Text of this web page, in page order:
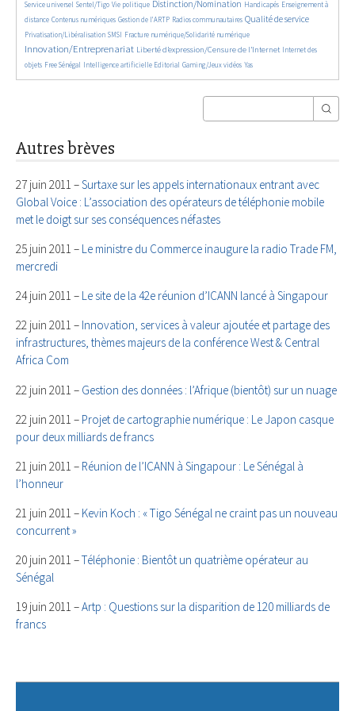
Service universel
672/5650 Sentel/Tigo
181/5650 Vie politique
2013/5650 Distinction/Nomination
34/5650 Handicapés
702/5650
Enseignement à
distance
852/5650Contenus numériques
612/5650 Gestion de l’ARTP
184/5650 Radios communautaires
2211/5650 Qualité de service
565/5650
Privatisation/Libéralisation
133/5650 SMSI
481/5650 Fracture numérique/Solidarité numérique
2779/5650
Innovation/Entreprenariat
1369/5650 Liberté d’expression/Censure de l’Internet
48/5650
Internet des
objets
170/5650Free Sénégal
888/5650 Intelligence artificielle
198/5650 Editorial
60/5650 Gaming/Jeux vidéos
25/5650 Yas
Autres brèves
27 juin 2011 –Surtaxe sur les appels internationaux entrant avec
Global Voice : L’association des opérateurs de téléphonie mobile
met le doigt sur ses conséquences néfastes
25 juin 2011 – Le ministre du Commerce inaugure la radio Trade FM,
mercredi
24 juin 2011 – Le site de la 42e réunion d’ICANN lancé à Singapour
22 juin 2011 – Innovation, services à valeur ajoutée et partage des
infrastructures, thèmes majeurs de la conférence West & Central
Africa Com
22 juin 2011 – Gestion des données : l’Afrique (bientôt) sur un nuage
22 juin 2011 – Projet de cartographie numérique : Le Japon casque
pour deux milliards de francs
21 juin 2011 – Réunion de l’ICANN à Singapour : Le Sénégal à
l’honneur
21 juin 2011 – Kevin Koch : « Tigo Sénégal ne craint pas un nouveau
concurrent »
20 juin 2011 –Téléphonie : Bientôt un quatrième opérateur au
Sénégal
19 juin 2011 –Artp : Questions sur la disparition de 120 milliards de
francs